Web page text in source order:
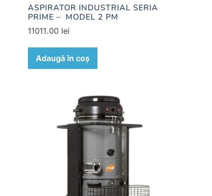
ASPIRATOR INDUSTRIAL SERIA
PRIME – MODEL 2 PM
11011.00 lei
Adaugă în coș